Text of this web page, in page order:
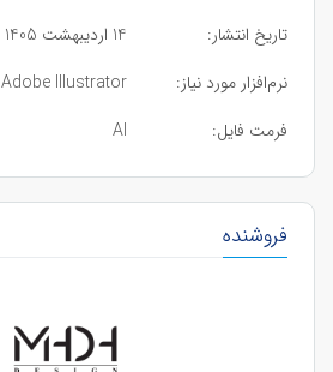
تاریخ انتشار:
14 اردیبهشت 1405
نرم‌افزار مورد نیاز:
Adobe Illustrator
فرمت فایل:
AI
فروشنده